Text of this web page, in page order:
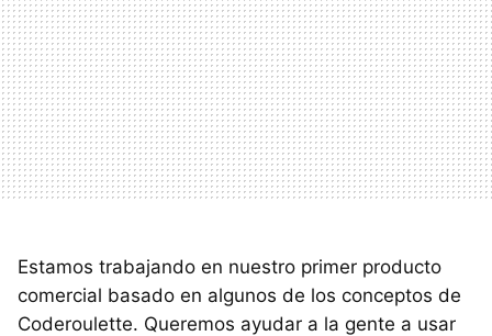
Estamos trabajando en nuestro primer producto
comercial basado en algunos de los conceptos de
Coderoulette. Queremos ayudar a la gente a usar